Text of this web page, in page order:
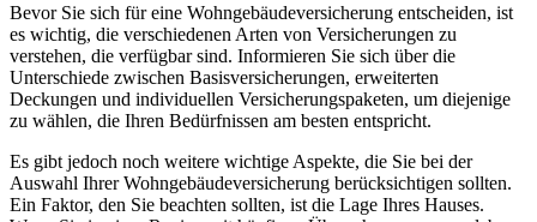
Bevor Sie sich für eine Wohngebäudeversicherung entscheiden, ist
es wichtig, die verschiedenen Arten von Versicherungen zu
verstehen, die verfügbar sind. Informieren Sie sich über die
Unterschiede zwischen Basisversicherungen, erweiterten
Deckungen und individuellen Versicherungspaketen, um diejenige
zu wählen, die Ihren Bedürfnissen am besten entspricht.
Es gibt jedoch noch weitere wichtige Aspekte, die Sie bei der
Auswahl Ihrer Wohngebäudeversicherung berücksichtigen sollten.
Ein Faktor, den Sie beachten sollten, ist die Lage Ihres Hauses.